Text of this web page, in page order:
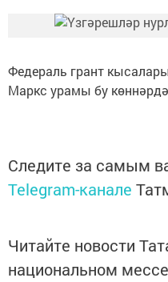
Федераль грант
Маркс урамы бу
Следите за самым
Telegram-канале
Читайте новости
национальном